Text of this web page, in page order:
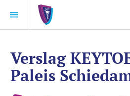
Verslag
Paleis